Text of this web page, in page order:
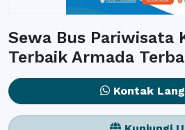
Sewa Bus Pariwisata
Terbaik Armada
Kontak